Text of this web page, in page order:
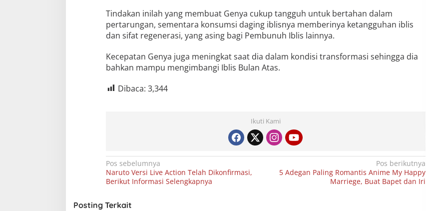
Tindakan inilah yang membuat Genya cukup tangguh untuk bertahan dalam
pertarungan, sementara konsumsi daging iblisnya memberinya ketangguhan iblis
dan sifat regenerasi, yang asing bagi Pembunuh Iblis lainnya.
Kecepatan Genya juga meningkat saat dia dalam kondisi transformasi sehingga dia
bahkan mampu mengimbangi Iblis Bulan Atas.
Dibaca: 3,344
Ikuti Kami
Navigasi
pos
Pos sebelumnya
Naruto Versi Live Action Telah Dikonfirmasi,
Berikut Informasi Selengkapnya
Pos berikutnya
5 Adegan Paling Romantis Anime My Happy
Marriege, Buat Bapet dan Iri
Posting Terkait